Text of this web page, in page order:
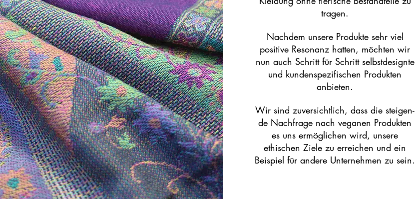
tragen.
Nachdem unsere Produkte sehr viel
positive Resonanz hatten, möchten wir
nun auch Schritt für Schritt selbstdesignte
und kundenspezifischen Produkten
anbieten.
Wir sind zuversichtlich, dass die steigen-
de Nachfrage nach veganen Produkten
es uns ermöglichen wird, unsere
ethischen Ziele zu erreichen und ein
Beispiel für andere Unternehmen zu sein.